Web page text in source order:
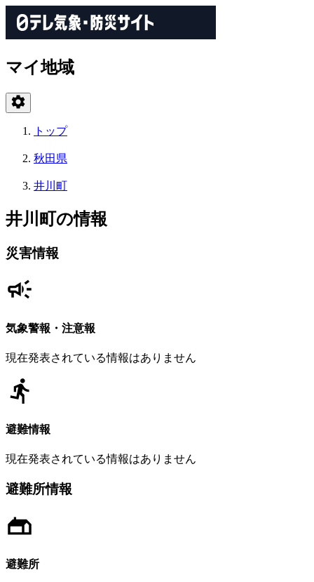
マイ地域
トップ
秋田県
井川町
井川町の情報
災害情報
気象警報・注意報
現在発表されている情報はありません
避難情報
現在発表されている情報はありません
避難所情報
避難所